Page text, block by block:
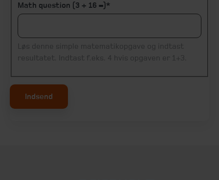
Math question (3 + 16 =)
Løs denne simple matematikopgave og indtast
resultatet. Indtast f.eks. 4 hvis opgaven er 1+3.
Indsend